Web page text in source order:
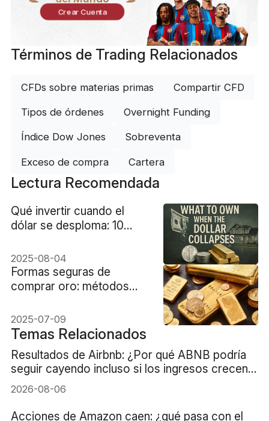
Crear Cuenta
Términos de Trading Relacionados
CFDs sobre materias primas Compartir CFD
Tipos de órdenes Overnight Funding
Índice Dow Jones Sobreventa
Exceso de compra Cartera
Lectura Recomendada
Qué invertir cuando el
dólar se desploma: 10
2025-08-04
Formas seguras de
comprar oro: métodos
encontrarlos
2025-07-09
Temas Relacionados
Resultados de Airbnb: ¿Por qué ABNB podría
seguir cayendo incluso si los ingresos crecen
un 16%?
2026-08-06
Acciones de Amazon caen: ¿qué pasa con el